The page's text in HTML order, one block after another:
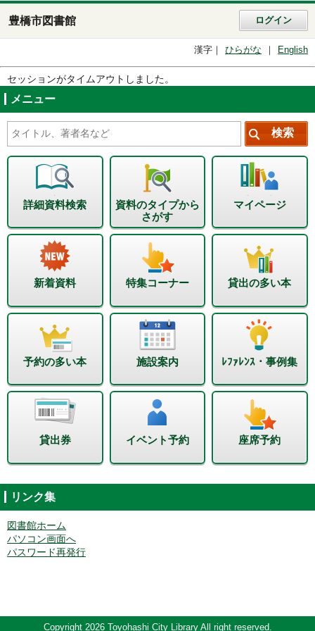
豊橋市図書館 ログイン
漢字 ひらがな English
セッションがタイムアウトしました。
メニュー
詳細資料検索
資料のタイプから
さがす
マイページ
新着資料 特集コーナー 貸出の多い本
予約の多い本 施設案内 ﾚﾌｧﾚﾝｽ・事例集
貸出券 イベント予約 座席予約
リンク集
図書館ホーム
パソコン画面へ
パスワード再発行
Copyright 2026 Toyohashi City Library All right reserved.